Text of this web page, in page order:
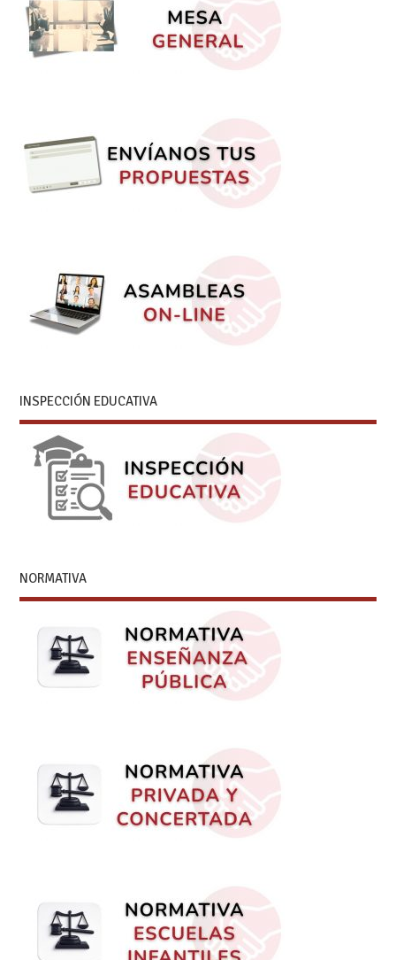
INSPECCIÓN EDUCATIVA
NORMATIVA